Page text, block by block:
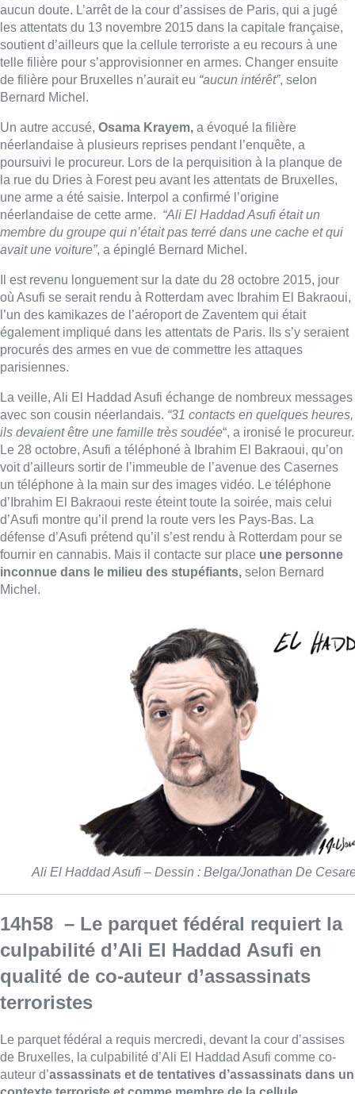
aucun doute. L’arrêt de la cour d’assises de Paris, qui a jugé
les attentats du 13 novembre 2015 dans la capitale française,
soutient d’ailleurs que la cellule terroriste a eu recours à une
telle filière pour s’approvisionner en armes. Changer ensuite
de filière pour Bruxelles n’aurait eu “aucun intérêt”, selon
Bernard Michel.
Un autre accusé, Osama Krayem, a évoqué la filière
néerlandaise à plusieurs reprises pendant l’enquête, a
poursuivi le procureur. Lors de la perquisition à la planque de
la rue du Dries à Forest peu avant les attentats de Bruxelles,
une arme a été saisie. Interpol a confirmé l’origine
néerlandaise de cette arme. “Ali El Haddad Asufi était un
membre du groupe qui n’était pas terré dans une cache et qui
avait une voiture”, a épinglé Bernard Michel.
Il est revenu longuement sur la date du 28 octobre 2015, jour
où Asufi se serait rendu à Rotterdam avec Ibrahim El Bakraoui,
l’un des kamikazes de l’aéroport de Zaventem qui était
également impliqué dans les attentats de Paris. Ils s’y seraient
procurés des armes en vue de commettre les attaques
parisiennes.
La veille, Ali El Haddad Asufi échange de nombreux messages
avec son cousin néerlandais. “31 contacts en quelques heures,
ils devaient être une famille très soudée“, a ironisé le procureur.
Le 28 octobre, Asufi a téléphoné à Ibrahim El Bakraoui, qu’on
voit d’ailleurs sortir de l’immeuble de l’avenue des Casernes
un téléphone à la main sur des images vidéo. Le téléphone
d’Ibrahim El Bakraoui reste éteint toute la soirée, mais celui
d’Asufi montre qu’il prend la route vers les Pays-Bas. La
défense d’Asufi prétend qu’il s’est rendu à Rotterdam pour se
fournir en cannabis. Mais il contacte sur place une personne
inconnue dans le milieu des stupéfiants, selon Bernard
Michel.
Ali El Haddad Asufi – Dessin : Belga/Jonathan De
14h58 – Le parquet fédéral requiert la
culpabilité d’Ali El Haddad Asufi en
qualité de co-auteur d’assassinats
terroristes
Le parquet fédéral a requis mercredi, devant la cour d’assises
de Bruxelles, la culpabilité d’Ali El Haddad Asufi comme co-
auteur d’assassinats et de tentatives d’assassinats dans un